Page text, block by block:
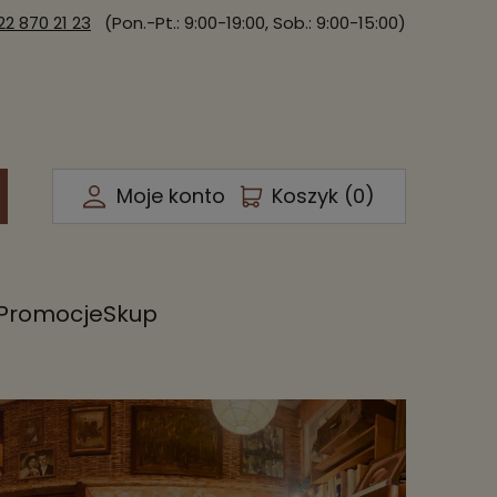
870 21 23 (Pon.-Pt.: 9:00-19:00, Sob.: 9:00-15:00)
Moje konto Koszyk (0)
Skup